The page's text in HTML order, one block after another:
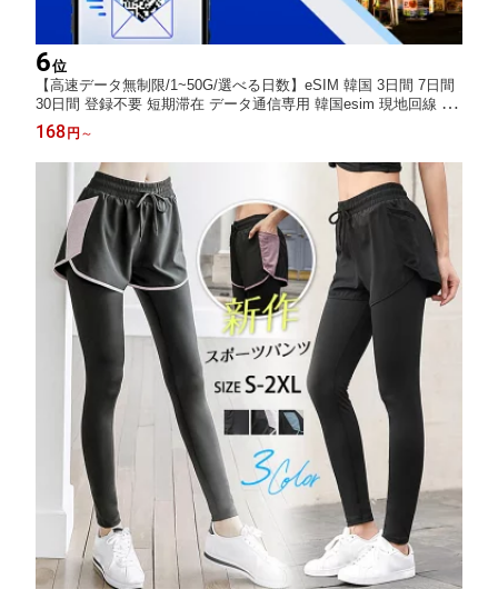
6位
【高速データ無制限/1~50G/選べる日数】eSIM 韓国 3日間 7日間
30日間 登録不要 短期滞在 データ通信専用 韓国esim 現地回線 正
規品 9:30~18:30サポート LINEサポート QRコード設定 メール納
品 使い放題 4日 5日 6日 10日 15日 20日 簡単設定 旅行 留学 短期
観光 出張
168 円 ～